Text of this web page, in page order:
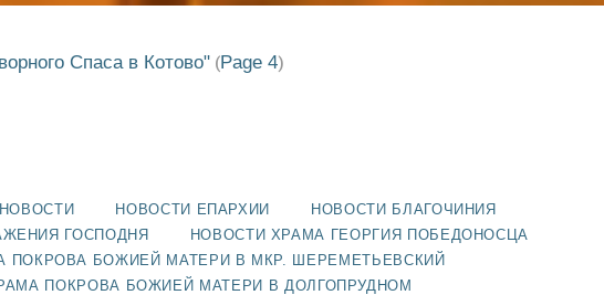
Спаса в Котово" (Page 4)
НОВОСТИ ЕПАРХИИ
НОВОСТИ БЛАГОЧИНИЯ
ГОСПОДНЯ
НОВОСТИ ХРАМА ГЕОРГИЯ ПОБЕДОНОСЦА
ПОКРОВА БОЖИЕЙ МАТЕРИ В МКР. ШЕРЕМЕТЬЕВСКИЙ
ПОКРОВА БОЖИЕЙ МАТЕРИ В ДОЛГОПРУДНОМ